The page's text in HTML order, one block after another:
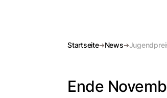
Startseite News
Ende